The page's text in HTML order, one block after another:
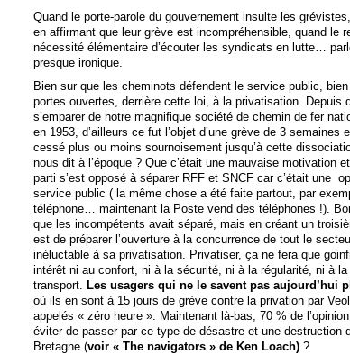
Quand le porte-parole du gouvernement insulte les
en affirmant que leur grève est incompréhensible, quand le
nécessité élémentaire d’écouter les syndicats en lutte…
presque ironique.
Bien sur que les cheminots défendent le service public,
portes ouvertes, derrière cette loi, à la privatisation. Depuis
s’emparer de notre magnifique société de chemin de fer
en 1953, d’ailleurs ce fut l’objet d’une grève de 3 semaines
cessé plus ou moins sournoisement jusqu’à cette
nous dit à l’époque ? Que c’était une mauvaise motivation
parti s’est opposé à séparer RFF et SNCF car c’était une
service public ( la même chose a été faite partout, par
téléphone… maintenant la Poste vend des téléphones !).
que les incompétents avait séparé, mais en créant un
est de préparer l’ouverture à la concurrence de tout le
inéluctable à sa privatisation. Privatiser, ça ne fera que
intérêt ni au confort, ni à la sécurité, ni à la régularité, ni à
transport. Les usagers qui ne le savent pas aujourd’hui
où ils en sont à 15 jours de grève contre la privation par
appelés « zéro heure ». Maintenant là-bas, 70 % de
éviter de passer par ce type de désastre et une destruction
Bretagne (voir « The navigators » de Ken Loach)?